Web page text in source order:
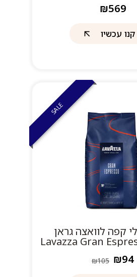
₪569
קנו עכשיו
SALE
קפה לוואצה גראן
₪94
₪105